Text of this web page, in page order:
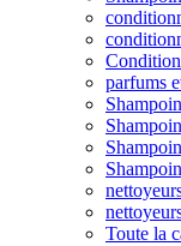
parfums
Toute la